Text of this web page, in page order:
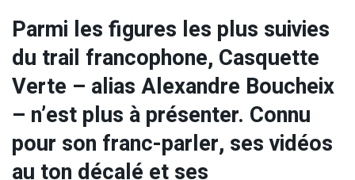
Parmi les figures les plus suivies
du trail francophone, Casquette
Verte – alias Alexandre Boucheix
– n’est plus à présenter. Connu
pour son franc-parler, ses vidéos
au ton décalé et ses